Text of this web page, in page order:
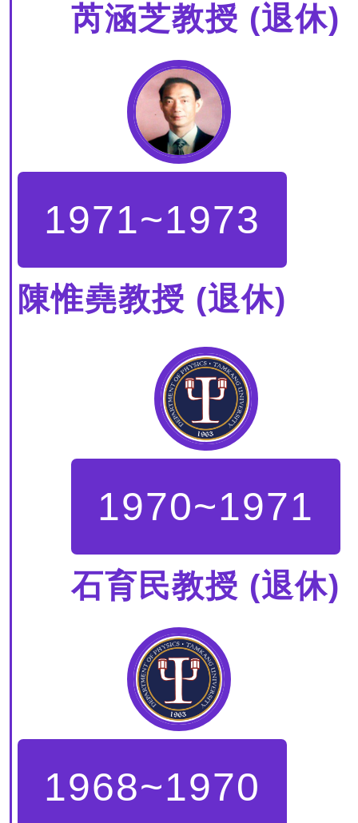
芮涵芝教授 (退休)
1971~1973
陳惟堯教授 (退休)
1970~1971
石育民教授 (退休)
1968~1970